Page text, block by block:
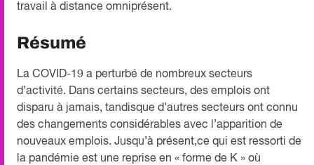
travail à distance omniprésent.
Résumé
La COVID-19 a perturbé de nombreux secteurs
d’activité. Dans certains secteurs, des emplois ont
disparu à jamais, tandisque d’autres secteurs ont connu
des changements considérables avec l’apparition de
nouveaux emplois. Jusqu’à présent,ce qui est ressorti de
la pandémie est une reprise en « forme de K » où